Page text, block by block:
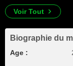
Voir Tout
Biographie du
Age :